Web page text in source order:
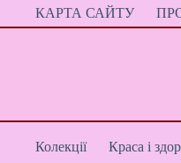
ПерейтиКАРТА САЙТУ
Колекції Краса і